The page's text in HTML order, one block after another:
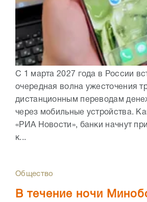
С 1 марта 2027 года в России
очередная волна ужесточения
дистанционным переводам
через мобильные устройства.
«РИА Новости», банки начнут
к...
Общество
В течение ночи